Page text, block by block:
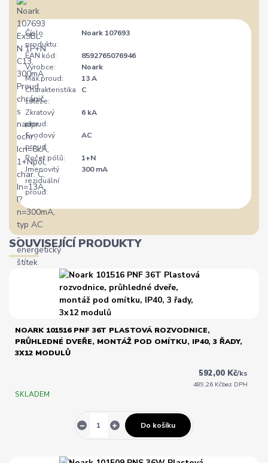
Číslo
produktu:
Noark 107693
EAN kód:
8592765076946
Výrobce:
Noark
Max.proud:
13 A
Charakteristika
zátěže:
C
Zkratový
proud:
6 kA
Svodový
proud:
AC
Počet pólů:
1+N
Jmenovitý
reziduální
proud:
300 mA
SOUVISEJÍCÍ PRODUKTY
NOARK 101516 PNF 36T PLASTOVÁ ROZVODNICE,
PRŮHLEDNÉ DVEŘE, MONTÁŽ POD OMÍTKU, IP40, 3 ŘADY,
3X12 MODULŮ
592,00 Kč/ks
489,26 Kčbez DPH
SKLADEM
Do košíku